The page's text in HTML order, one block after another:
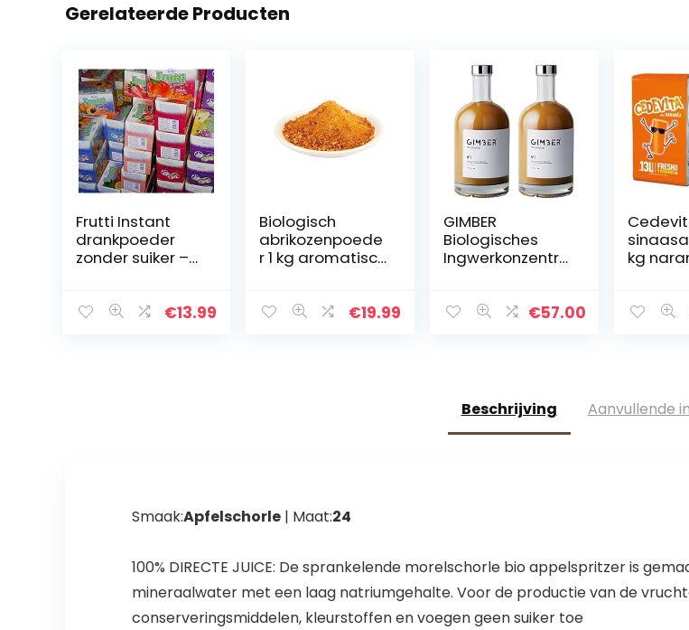
Gerelateerde Producten
Frutti Instant
drankpoeder
zonder suiker –
€13.99
Biologisch
abrikozenpoede
r 1 kg aromatisch
gemaakt van
€19.99
GIMBER
Biologisches
Ingwerkonzentra
Bio-Getränk aus
€57.00
kg
voor 26L
Beschrijving Aanvullende
Smaak:Apfelschorle| Maat:24
100% DIRECTE JUICE: De sprankelende morelschorle bio appelspritzer is
mineraalwater met een laag natriumgehalte. Voor de productie van de
conserveringsmiddelen, kleurstoffen en voegen geen suiker toe